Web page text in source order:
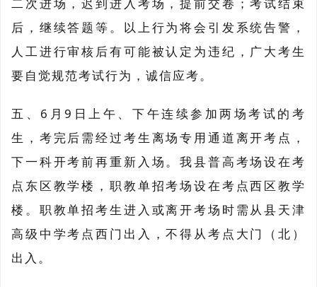
二次进场，迟到进入考场，提前交卷；考试结束
后，继续答题等。以上行为将会引发系统告警，
人工进行审核后有可能被认定为违纪，广大考生
要自觉规范考试行为，诚信应考。
五、6月9日上午、下午连续参加两场考试的考
生，考完后需经过考生离场专用通道离开考点，
下一科开考前再重新入场。我县普高考场设在考
点东区教学楼，职教单招考场设在考点西区教学
楼。职教单招考生进入或离开考场时需从县天津
高级中学考点西门出入，不得从考点大门（北）
出入。